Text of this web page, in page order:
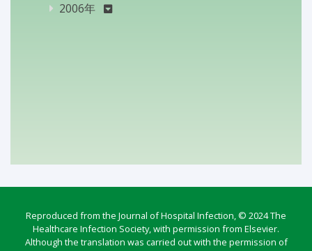
2006年
Reproduced from the Journal of Hospital Infection, © 2024 The
Healthcare Infection Society, with permission from Elsevier.
Although the translation was carried out with the permission of